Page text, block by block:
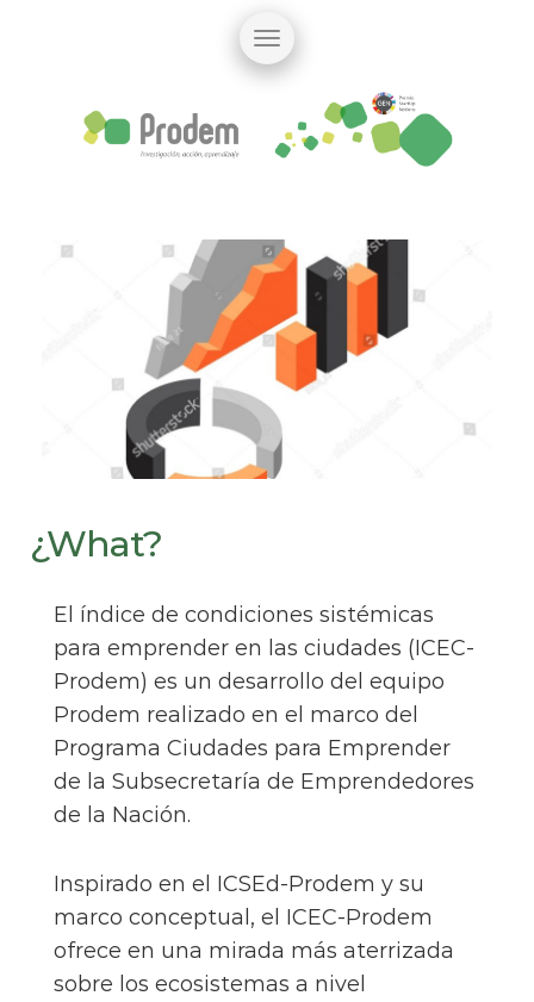
¿What?
El índice de condiciones sistémicas
para emprender en las ciudades (ICEC-
Prodem) es un desarrollo del equipo
Prodem realizado en el marco del
Programa Ciudades para Emprender
de la Subsecretaría de Emprendedores
de la Nación.
Inspirado en el ICSEd-Prodem y su
marco conceptual, el ICEC-Prodem
ofrece en una mirada más aterrizada
sobre los ecosistemas a nivel